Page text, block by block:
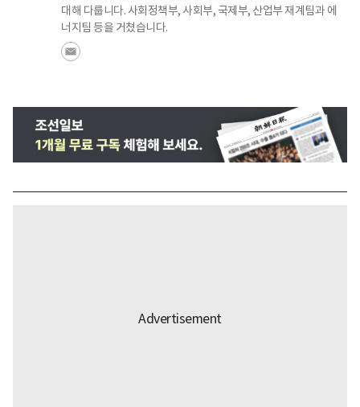
대해 다룹니다. 사회정책부, 사회부, 국제부, 산업부 재계팀과 에
너지팀 등을 거쳤습니다.